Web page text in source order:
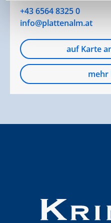
+43 6564 8325 0
info@plattenalm.at
auf Karte
mehr